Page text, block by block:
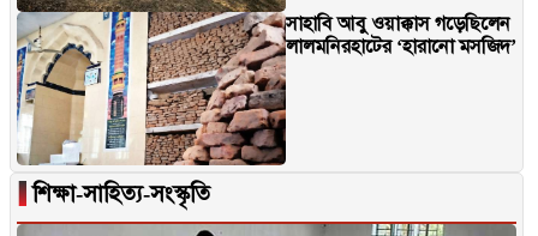
সাহাবি আবু ওয়াক্কাস গড়েছিলেন
লালমনিরহাটের ‘হারানো মসজিদ’
▐শিক্ষা-সাহিত্য-সংস্কৃতি